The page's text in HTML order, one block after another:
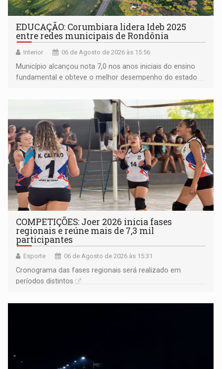
EDUCAÇÃO: Corumbiara lidera Ideb 2025
entre redes municipais de Rondônia
Interior 06 de Agosto de 2026 às 15:56
Município alcançou nota 7,0 nos anos iniciais do ensino
fundamental e obteve o melhor desempenho do estado
COMPETIÇÕES: Joer 2026 inicia fases
regionais e reúne mais de 7,3 mil
participantes
Esporte 06 de Agosto de 2026 às 15:31
Cronograma das fases regionais será realizado em
períodos distintos